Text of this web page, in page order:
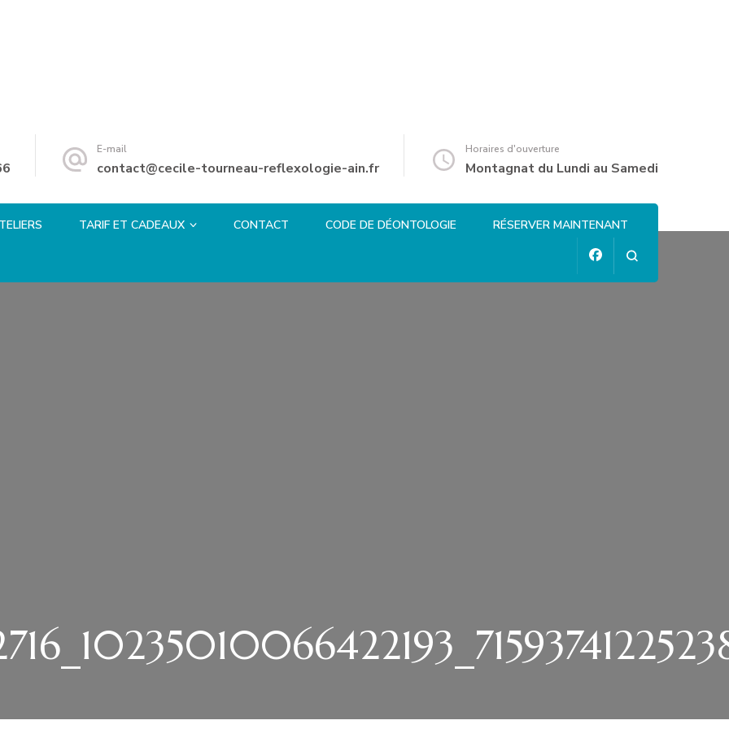
E-mail
contact@cecile-tourneau-reflexologie-ain.fr
Horaires d'ouverture
Montagnat du Lundi au Samedi
TARIF ET CADEAUX CONTACT CODE DE DÉONTOLOGIE RÉSERVER MAINTENANT